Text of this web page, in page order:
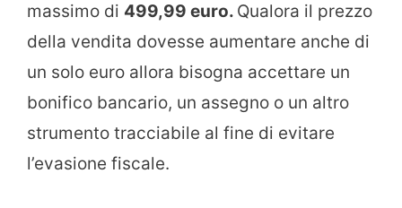
massimo di 499,99 euro. Qualora il prezzo
della vendita dovesse aumentare anche di
un solo euro allora bisogna accettare un
bonifico bancario, un assegno o un altro
strumento tracciabile al fine di evitare
l’evasione fiscale.